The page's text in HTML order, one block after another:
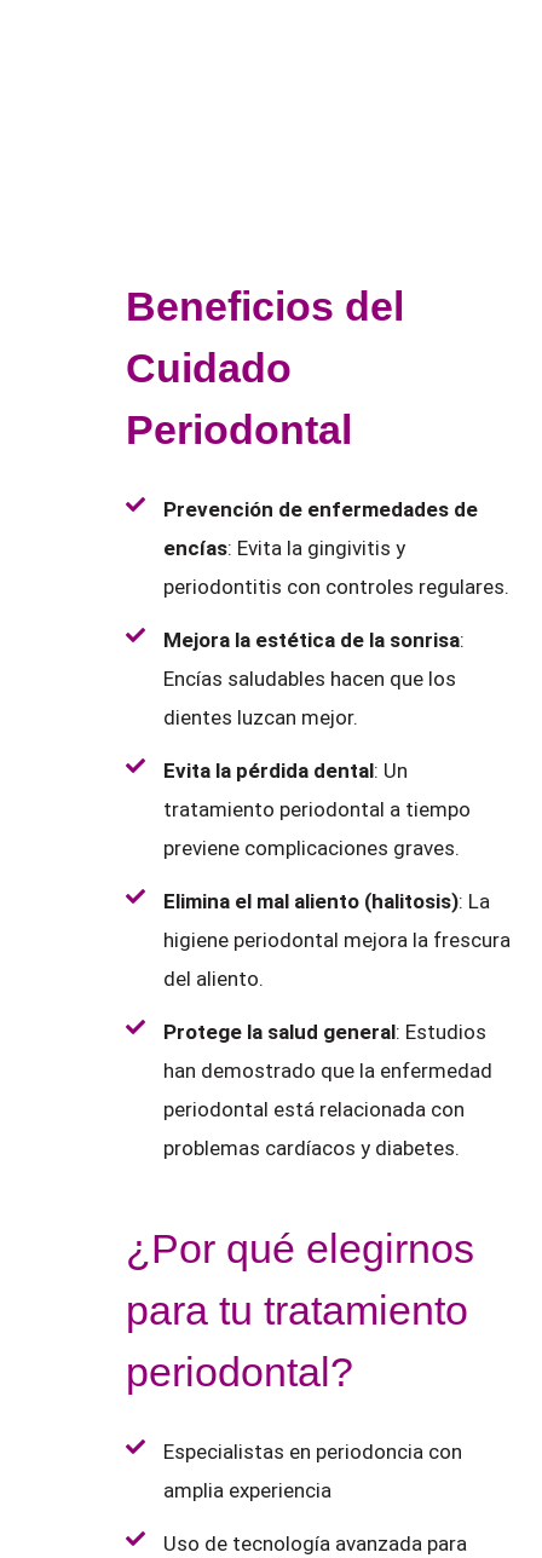
Beneficios del
Cuidado
Periodontal
Prevención de enfermedades de
encías: Evita la gingivitis y
periodontitis con controles regulares.
Mejora la estética de la sonrisa:
Encías saludables hacen que los
dientes luzcan mejor.
Evita la pérdida dental: Un
tratamiento periodontal a tiempo
previene complicaciones graves.
Elimina el mal aliento (halitosis): La
higiene periodontal mejora la frescura
del aliento.
Protege la salud general: Estudios
han demostrado que la enfermedad
periodontal está relacionada con
problemas cardíacos y diabetes.
¿Por qué elegirnos
para tu tratamiento
periodontal?
Especialistas en periodoncia con
amplia experiencia
Uso de tecnología avanzada para